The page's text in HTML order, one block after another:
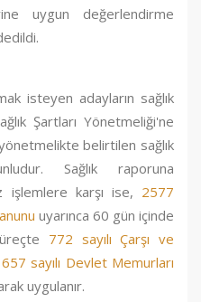
uygun değerlendirme
isteyen adayların sağlık
Şartları Yönetmeliği'ne
belirtilen sağlık
Sağlık raporuna
işlemlere karşı ise, 2577
uyarınca 60 gün içinde
772 sayılı Çarşı ve
657 sayılı Devlet Memurları
uygulanır.